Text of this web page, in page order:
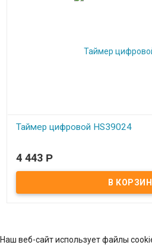
Таймер цифровой HS39024
4 443 Р
Наш веб-сайт использует файлы